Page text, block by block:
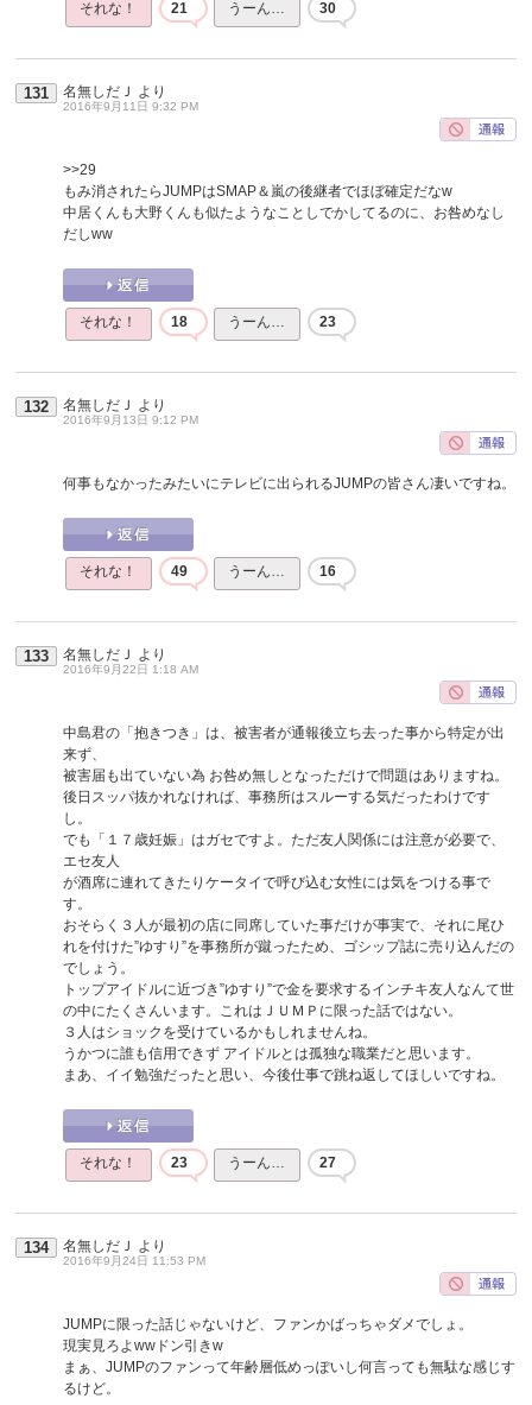
それな！ 21 うーん… 30
131 名無しだＪ より
2016年9月11日 9:32 PM
>>29
もみ消されたらJUMPはSMAP＆嵐の後継者でほぼ確定だなw
中居くんも大野くんも似たようなことしでかしてるのに、お咎めなし
だしww
それな！ 18 うーん… 23
132 名無しだＪ より
2016年9月13日 9:12 PM
何事もなかったみたいにテレビに出られるJUMPの皆さん凄いですね。
それな！ 49 うーん… 16
133 名無しだＪ より
2016年9月22日 1:18 AM
中島君の「抱きつき」は、被害者が通報後立ち去った事から特定が出
来ず、
被害届も出ていない為 お咎め無しとなっただけで問題はありますね。
後日スッパ抜かれなければ、事務所はスルーする気だったわけです
し。
でも「１７歳妊娠」はガセですよ。ただ友人関係には注意が必要で、
エセ友人
が酒席に連れてきたりケータイで呼び込む女性には気をつける事で
す。
おそらく３人が最初の店に同席していた事だけが事実で、それに尾ひ
れを付けた”ゆすり”を事務所が蹴ったため、ゴシップ誌に売り込んだの
でしょう。
トップアイドルに近づき”ゆすり”で金を要求するインチキ友人なんて世
の中にたくさんいます。これはＪＵＭＰに限った話ではない。
３人はショックを受けているかもしれませんね。
うかつに誰も信用できず アイドルとは孤独な職業だと思います。
まあ、イイ勉強だったと思い、今後仕事で跳ね返してほしいですね。
それな！ 23 うーん… 27
134 名無しだＪ より
2016年9月24日 11:53 PM
JUMPに限った話じゃないけど、ファンかばっちゃダメでしょ。
現実見ろよwwドン引きw
まぁ、JUMPのファンって年齢層低めっぽいし何言っても無駄な感じす
るけど。